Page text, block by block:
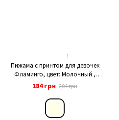
1
Пижама с принтом для девочек
Фламинго, цвет: Молочный ,
размер: 98, арт. 228-130
184 грн 204 грн